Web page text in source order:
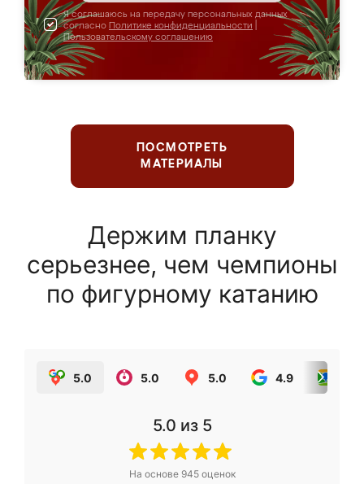
Я соглашаюсь на передачу персональных данных
согласно Политике конфиденциальности
Пользовательскому соглашению
ПОСМОТРЕТЬ
МАТЕРИАЛЫ
Держим планку
серьезнее, чем чемпионы
по фигурному катанию
5.0 5.0 5.0 4.9
5.0 из 5
На основе 945оценок